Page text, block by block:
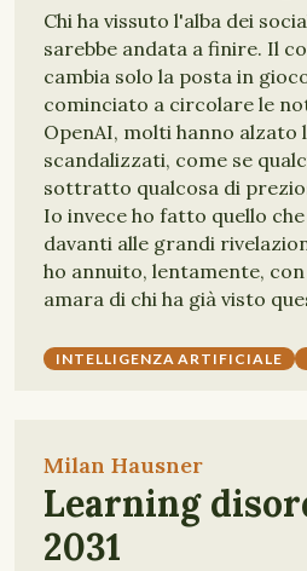
Chi ha vissuto l'alba dei
sarebbe andata a finire. Il
cambia solo la posta in
cominciato a circolare le
OpenAI, molti hanno alzato
scandalizzati, come se
sottratto qualcosa di
Io invece ho fatto quello
davanti alle grandi
ho annuito, lentamente,
amara di chi ha già visto
INTELLIGENZA ARTIFICIALE
Milan Hausner
Learning
2031